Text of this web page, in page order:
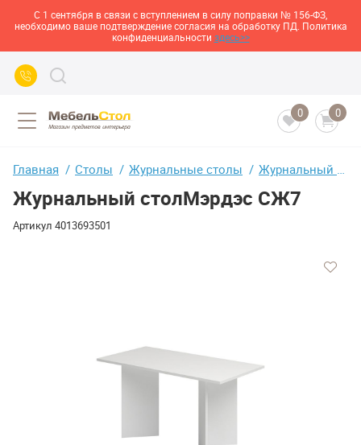
С 1 сентября в связи с вступлением в силу поправки № 156-ФЗ,
необходимо ваше подтверждение согласия на обработку ПД. Политика
конфиденциальности здесь>>
0 0
Главная Столы Журнальные столы Журнальный столМэрдэс СЖ7
Журнальный столМэрдэс СЖ7
Артикул 4013693501